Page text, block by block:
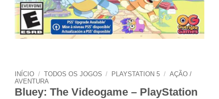
INÍCIO / TODOS OS JOGOS / PLAYSTATION 5 / AÇÃO /
AVENTURA
Bluey: The Videogame – PlayStation